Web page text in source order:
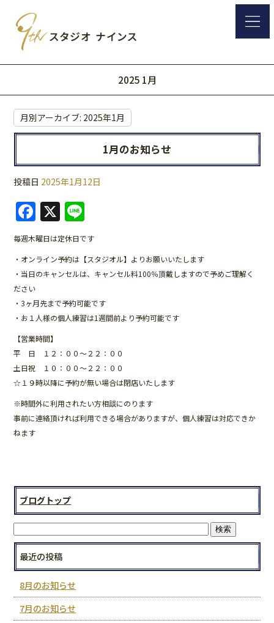
2025 1月
月別アーカイブ: 2025年1月
1月のお知らせ
投稿日 2025年1月12日
F
a
c
e
o
o
k
X
n
e
毎週木曜日は定休日です
・オンライン予約は【スタジオル】よりお願いいたします
・当日のキャンセルは、キャンセル料100％頂戴しますので予めご理解く
ださい
・3ヶ月先まで予約可能です
・お１人様の個人練習は1週間前より予約可能です
【営業時間】
平 日 １２：００～２２：００
土日祝 １０：００～２２：００
☆１９時以降に予約が無い場合は閉店いたします
※時間外に利用されたい方相談にのります
事前に連絡頂ければ利用できる場合がありますが、個人練習は対応できか
ねます
ブログトップ
最近の投稿
8月のお知らせ
7月のお知らせ